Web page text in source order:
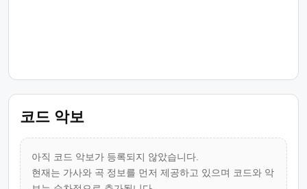
코드 악보
아직 코드 악보가 등록되지 않았습니다.
현재는 가사와 곡 정보를 먼저 제공하고 있으며 코드와 악